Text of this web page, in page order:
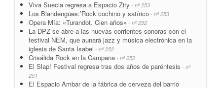
Viva Suecia regresa a Espacio Zity - nº 253
Los Blandengües:’Rock cochino y satírico - nº 253
Opera Mía: «Turandot. Cien años» - nº 252
La DPZ se abre a las nuevas corrientes sonoras con el
festival NEM, que aunará jazz y música electrónica en la
iglesia de Santa Isabel - nº 252
Crisálida Rock en la Campana - nº 252
El Slap! Festival regresa tras dos años de paréntesis - nº
251
El Espacio Ambar de la fábrica de cerveza del barrio